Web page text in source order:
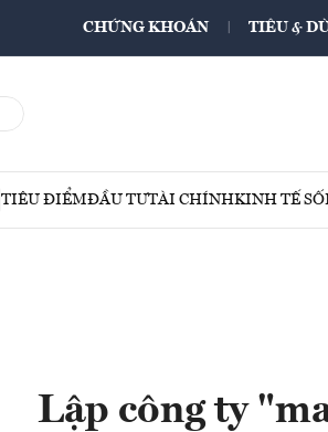
CHỨNG KHOÁN TIÊU &
TIÊU ĐIỂMĐẦU TƯTÀI CHÍNHKINH TẾ SỐ
Lập công ty